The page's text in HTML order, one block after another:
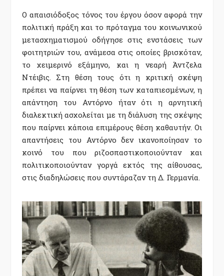
Ο απαισιόδοξος τόνος του έργου όσον αφορά την
πολιτική πράξη και το πρόταγμα του κοινωνικού
μετασχηματισμού οδήγησε στις ενστάσεις των
φοιτητριών του, ανάμεσα στις οποίες βρισκόταν,
το χειμερινό εξάμηνο, και η νεαρή Άντζελα
Ντέιβις. Στη θέση τους ότι η κριτική σκέψη
πρέπει να παίρνει τη θέση των καταπιεσμένων, η
απάντηση του Αντόρνο ήταν ότι η αρνητική
διαλεκτική ασχολείται με τη διάλυση της σκέψης
που παίρνει κάποια επιμέρους θέση καθαυτήν. Οι
απαντήσεις του Αντόρνο δεν ικανοποίησαν το
κοινό του που ριζοσπαστικοποιούνταν και
πολιτικοποιούνταν γοργά εκτός της αίθουσας,
στις διαδηλώσεις που συντάραζαν τη Δ. Γερμανία.